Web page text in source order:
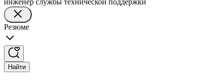
инженер службы технической поддержки
Резюме
Найти